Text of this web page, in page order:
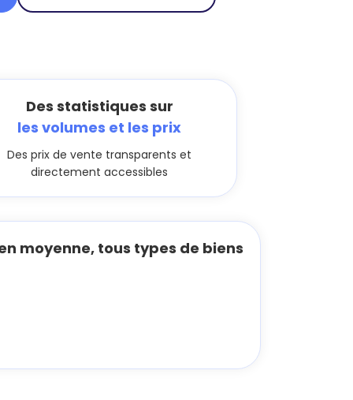
Des statistiques sur
les volumes et les prix
Des prix de vente transparents et
directement accessibles
moyenne, tous types de biens